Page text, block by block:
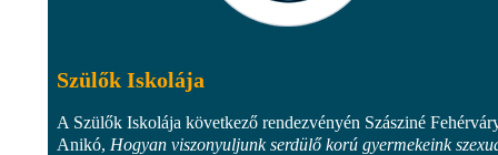
Szülők Iskolája
A Szülők Iskolája következő rendezvényén Szásziné
Anikó, Hogyan viszonyuljunk serdülő korú gyermekeink